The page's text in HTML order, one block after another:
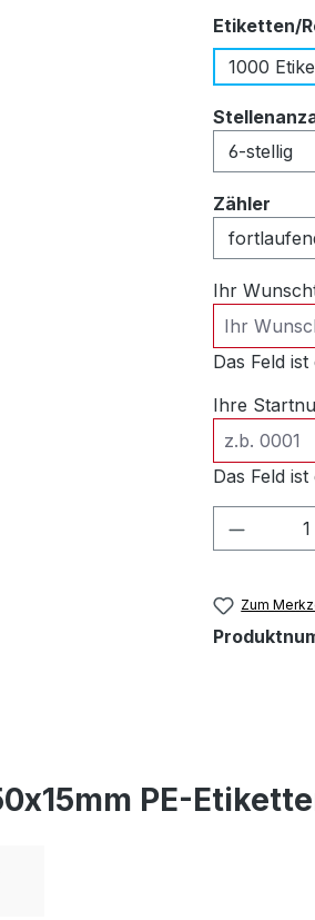
Etiketten/
1000
Zähler
Ihr
Das Feld
Ihre
Das Feld
Zum
PE-